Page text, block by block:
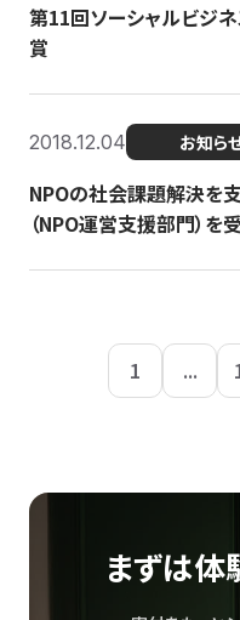
第11回ソーシャルビジ
賞
2018.12.04 お知ら
NPOの社会課題解決を
（NPO運営支援部門）を
1 ...
まずは体